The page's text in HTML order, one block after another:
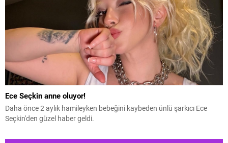
Ece Seçkin anne oluyor!
Daha önce 2 aylık hamileyken bebeğini kaybeden ünlü şarkıcı Ece
Seçkin'den güzel haber geldi.